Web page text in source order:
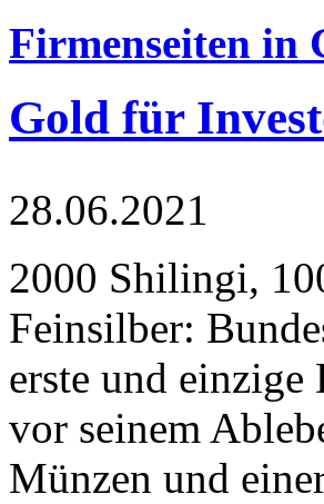
Firmenseiten in
Gold für
28.06.2021
2000 Shilingi,
Feinsilber:
erste und einzige
vor seinem
Münzen und